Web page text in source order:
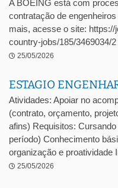
A BOEING está com
contratação de
mais, acesse o site:
country-jobs/185/3469034/2
25/05/2026
ESTAGIO
Atividades: Apoiar no
(contrato, orçamento,
afins) Requisitos:
período) Conhecimento
organização e proatividade
25/05/2026